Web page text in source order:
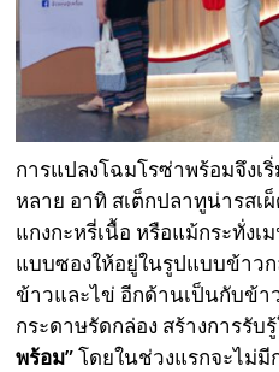
การแปลงโฉมโรซ่าพร้อมจึง
หลาย อาทิ สเต็กปลาทูน่ารสเ
แกงกะหรี่เนื้อ หรือแม้กระทั่ง
แบบซองให้อยู่ในรูปแบบข้าว
ข้าวและไข่ อีกด้านเป็นกับข้
กระดาษรัดกล่อง สร้างการรั
พร้อม”โดยในช่วงแรกจะไม่